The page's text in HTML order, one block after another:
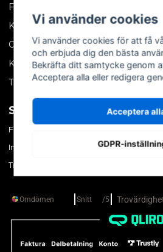
Företagskund
Kontakta oss
Om oss
Köpvillkor
Tips & trix
SOCIALA MEDIER
Facebook
Instagram
TikTok
Vi använder cookies
Vi använder cookies för att få
och erbjuda dig den bästa
Bekräfta ditt samtycke genom
Acceptera alla eller redigera
Acceptera
GDPR-